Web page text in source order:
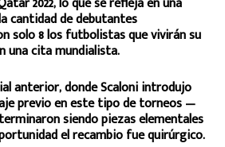
cantidad de debutantes
solo 8 los futbolistas que vivirán su
una cita mundialista.
anterior, donde Scaloni introdujo
previo en este tipo de torneos —
siendo piezas elementales
el recambio fue quirúrgico.